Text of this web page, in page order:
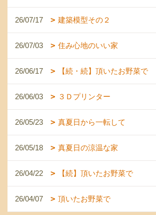
26/07/17 建築模型その２
26/07/03 住み心地のいい家
26/06/17 【続・続】頂いたお野菜で
26/06/03 ３Ｄプリンター
26/05/23 真夏日から一転して
26/05/18 真夏日の涼温な家
26/04/22 【続】頂いたお野菜で
26/04/07 頂いたお野菜で